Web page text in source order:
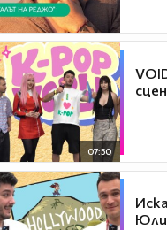
07:50